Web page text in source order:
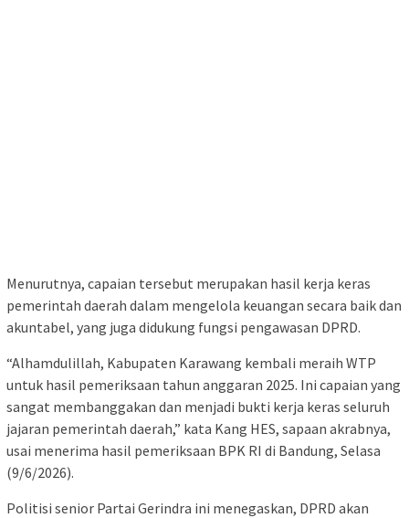
Menurutnya, capaian tersebut merupakan hasil kerja keras
pemerintah daerah dalam mengelola keuangan secara baik dan
akuntabel, yang juga didukung fungsi pengawasan DPRD.
“Alhamdulillah, Kabupaten Karawang kembali meraih WTP
untuk hasil pemeriksaan tahun anggaran 2025. Ini capaian yang
sangat membanggakan dan menjadi bukti kerja keras seluruh
jajaran pemerintah daerah,” kata Kang HES, sapaan akrabnya,
usai menerima hasil pemeriksaan BPK RI di Bandung, Selasa
(9/6/2026).
Politisi senior Partai Gerindra ini menegaskan, DPRD akan